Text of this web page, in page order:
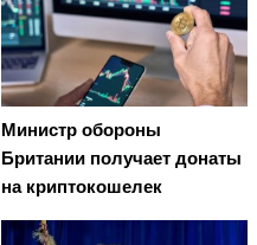
Министр обороны
Британии получает донаты
на криптокошелек